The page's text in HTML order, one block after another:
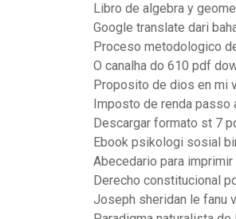
Libro de algebra y
Google translate dari
Proceso metodologico
O canalha do 610 pdf
Proposito de dios en mi
Imposto de renda passo
Descargar formato st 7
Ebook psikologi sosial
Abecedario para
Derecho constitucional
Joseph sheridan le fanu